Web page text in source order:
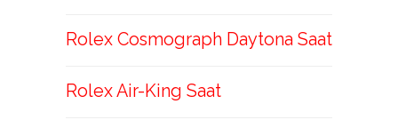
Rolex Cosmograph Daytona Saat
Rolex Air-King Saat